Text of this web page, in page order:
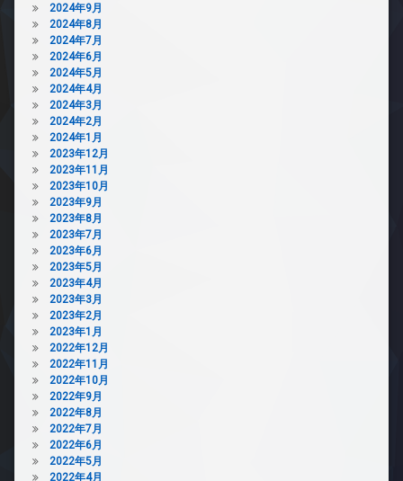
2024年9月
2024年8月
2024年7月
2024年6月
2024年5月
2024年4月
2024年3月
2024年2月
2024年1月
2023年12月
2023年11月
2023年10月
2023年9月
2023年8月
2023年7月
2023年6月
2023年5月
2023年4月
2023年3月
2023年2月
2023年1月
2022年12月
2022年11月
2022年10月
2022年9月
2022年8月
2022年7月
2022年6月
2022年5月
2022年4月